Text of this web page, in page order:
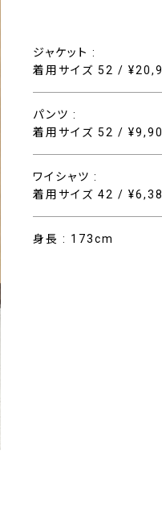
ジャケット :
着用サイズ 52 /
パンツ :
着用サイズ 52 / ¥9,900
ワイシャツ :
着用サイズ 42 / ¥6,380
身長 : 173cm